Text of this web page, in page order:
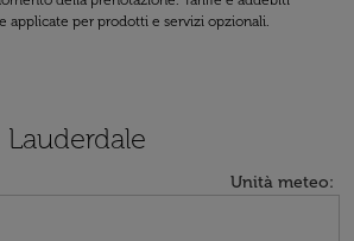
applicate per prodotti e servizi opzionali.
Unità meteo: